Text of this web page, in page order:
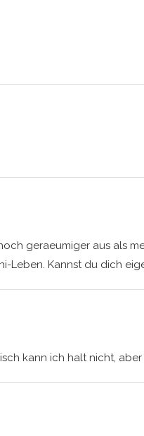
geraeumiger aus als
Leben. Kannst du dich
kann ich halt nicht,